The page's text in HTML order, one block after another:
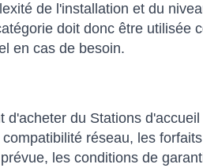
de l'installation et du
doit donc être utilisée
en cas de besoin.
d'acheter du Stations d'accueil
réseau, les
les conditions de